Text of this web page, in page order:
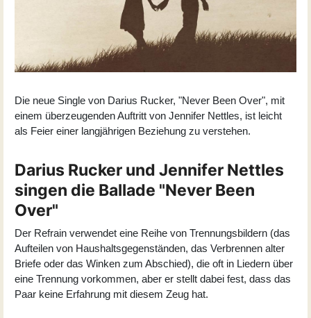
Die neue Single von Darius Rucker, "Never Been Over", mit
einem überzeugenden Auftritt von Jennifer Nettles, ist leicht
als Feier einer langjährigen Beziehung zu verstehen.
Darius Rucker und Jennifer Nettles
singen die Ballade "Never Been
Over"
Der Refrain verwendet eine Reihe von Trennungsbildern (das
Aufteilen von Haushaltsgegenständen, das Verbrennen alter
Briefe oder das Winken zum Abschied), die oft in Liedern über
eine Trennung vorkommen, aber er stellt dabei fest, dass das
Paar keine Erfahrung mit diesem Zeug hat.